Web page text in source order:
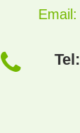
Email:
Tel: